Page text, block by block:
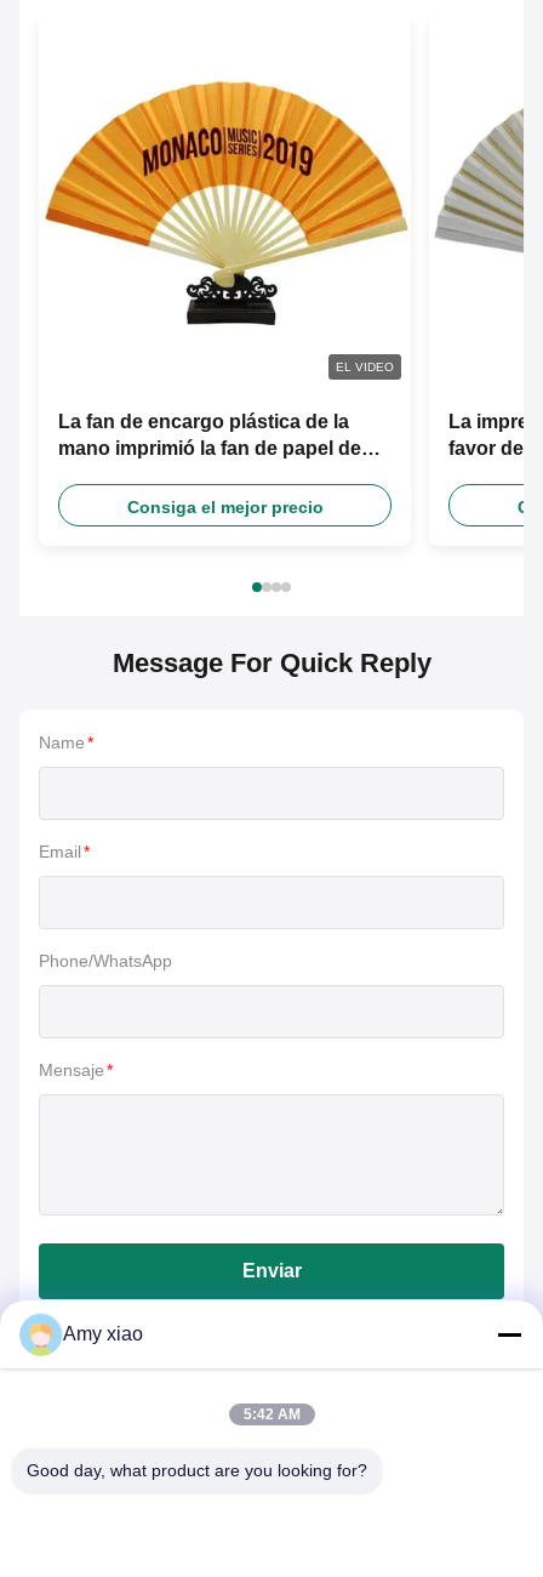
EL VIDEO
La fan de encargo plástica de la
mano imprimió la fan de papel de
Consiga el mejor precio
La
favor de
Message For Quick Reply
Name*
Email*
Phone/WhatsApp
Mensaje*
Enviar
Amy xiao
5:42 AM
Good day, what product are you looking for?